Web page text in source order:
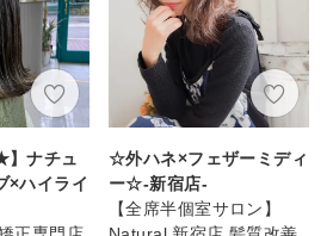
】ナチュ
×ハイライ
☆外ハネ×フェザーミディ
ー☆-新宿店-
【全席半個室サロン】